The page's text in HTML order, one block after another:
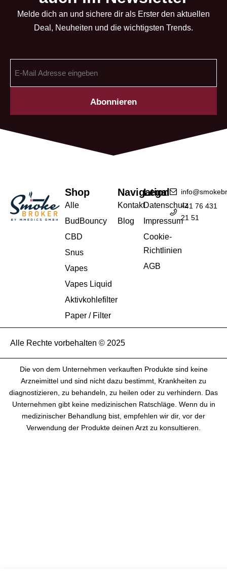
Melde dich an und sichere dir als Erster den aktuellen
Deal, Neuheiten und die wichtigsten Trends.
Shop
Alle
BudBouncy
CBD
Snus
Vapes
Vapes Liquid
Aktivkohlefilter
Paper / Filter
Navigation
Kontakt
Blog
Legal
Datenschutz
Impressum
Cookie-
Richtlinien
AGB
+41 76 431
21 51
Alle Rechte vorbehalten © 2025
Die von dem Unternehmen verkauften Produkte sind keine
Arzneimittel und sind nicht dazu bestimmt, Krankheiten zu
diagnostizieren, zu behandeln, zu heilen oder zu verhindern. Das
Unternehmen gibt keine medizinischen Ratschläge. Wenn du in
medizinischer Behandlung bist, empfehlen wir dir, vor der
Verwendung der Produkte deinen Arzt zu konsultieren.